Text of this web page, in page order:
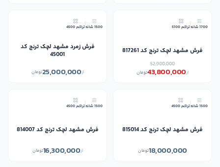
1700 شانه تراکم 5100
فرش مشهد لچک ترنج کد 817261
52,900,000
از43,800,000تومان
1500 شانه تراکم 4500
فرش زمرد مشهد لچک ترنج کد
45001
از25,000,000تومان
1500 شانه تراکم 4500
فرش مشهد لچک ترنج کد 815014
18,000,000تومان
1500 شانه تراکم 4500
فرش مشهد لچک ترنج کد 814007
از16,300,000تومان